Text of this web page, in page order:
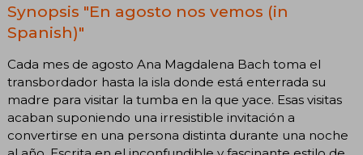
Synopsis "En agosto nos vemos (in
Spanish)"
Cada mes de agosto Ana Magdalena Bach toma el
transbordador hasta la isla donde está enterrada su
madre para visitar la tumba en la que yace. Esas visitas
acaban suponiendo una irresistible invitación a
convertirse en una persona distinta durante una noche